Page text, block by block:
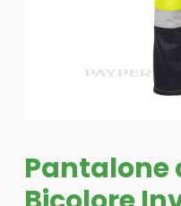
Pantalone